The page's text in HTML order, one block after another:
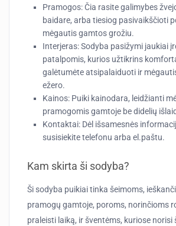
Pramogos:Čia rasite galimybes
baidare, arba tiesiog pasivaikščioti
mėgautis gamtos grožiu.
Interjeras:Sodyba pasižymi jaukiai
patalpomis, kurios užtikrins
galėtumėte atsipalaiduoti ir
ežero.
Kainos: Puiki kainodara, leidžianti
pramogomis gamtoje be didelių
Kontaktai: Dėl išsamesnės
susisiekite telefonu arba el.paštu.
Kam skirta ši sodyba?
Ši sodyba puikiai tinka šeimoms,
pramogų gamtoje, poroms, norinčioms
praleisti laiką, ir šventėms, kuriose